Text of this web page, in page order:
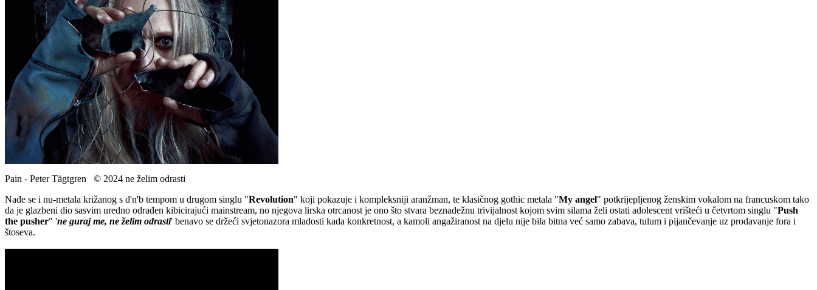
Pain - Peter Tägtgren © 2024 ne želim odrasti
Nađe se i nu-metala križanog s d'n'b tempom u drugom singlu "Revolution" koji pokazuje i kompleksniji aranžman, te klasičnog gothic metala "My angel" potkrijepljenog ženskim vokalom na francuskom tako
da je glazbeni dio sasvim uredno odrađen kibicirajući mainstream, no njegova lirska otrcanost je ono što stvara beznadežnu trivijalnost kojom svim silama želi ostati adolescent vrišteći u četvrtom singlu "Push
the pusher" 'ne guraj me, ne želim odrasti' benavo se držeći svjetonazora mladosti kada konkretnost, a kamoli angažiranost na djelu nije bila bitna već samo zabava, tulum i pijančevanje uz prodavanje fora i
štoseva.